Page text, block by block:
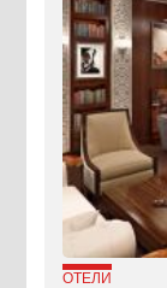
ОТЕЛИ